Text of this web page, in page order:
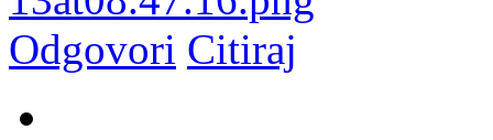
Odgovori Citiraj